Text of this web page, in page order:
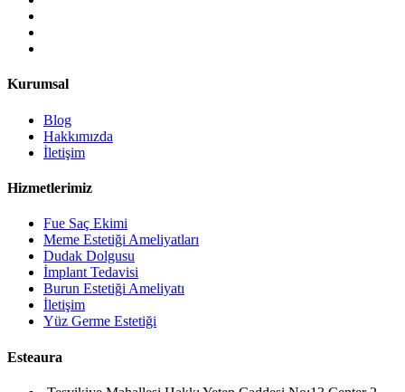
Kurumsal
Blog
Hakkımızda
İletişim
Hizmetlerimiz
Fue Saç Ekimi
Meme Estetiği Ameliyatları
Dudak Dolgusu
İmplant Tedavisi
Burun Estetiği Ameliyatı
İletişim
Yüz Germe Estetiği
Esteaura